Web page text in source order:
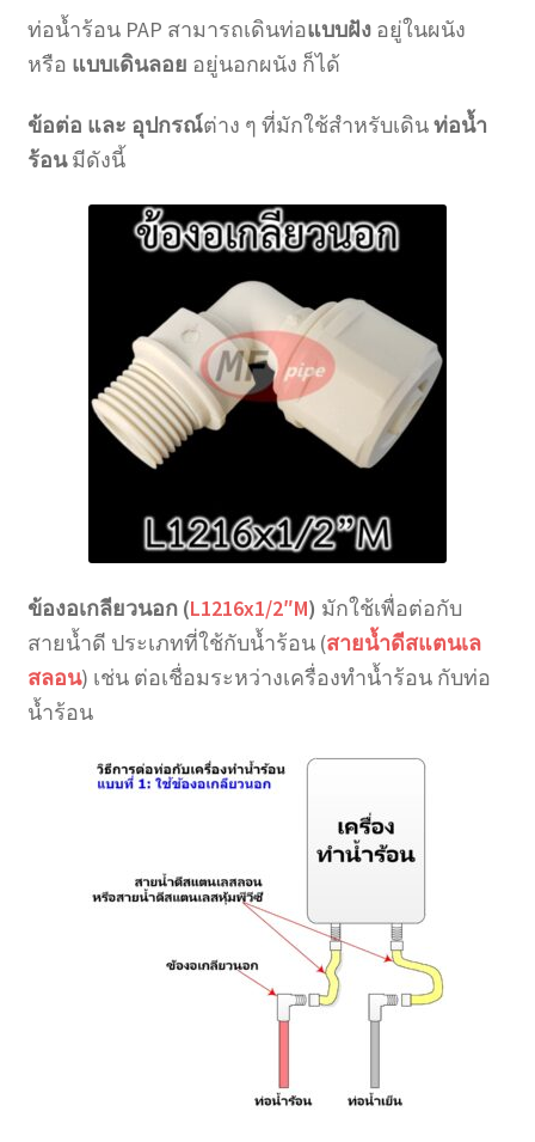
ท่อน้ำร้อน PAP สามารถเดินท่อแบบฝังอยู่ในผนัง
หรือ แบบเดินลอย อยู่นอกผนัง ก็ได้
ข้อต่อ และ อุปกรณ์ต่าง ๆ ที่มักใช้สำหรับเดินท่อน้ำ
ร้อนมีดังนี้
ข้องอเกลียวนอก (L1216x1/2″M) มักใช้เพื่อต่อกับ
สายน้ำดี ประเภทที่ใช้กับน้ำร้อน (สายน้ำดีสแตนเล
สลอน) เช่น ต่อเชื่อมระหว่างเครื่องทำน้ำร้อน กับท่อ
น้ำร้อน